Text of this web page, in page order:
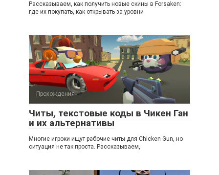
Рассказываем, как получить новые скины в Forsaken:
где их покупать, как открывать за уровни
Прохождения
Читы, текстовые коды в Чикен Ган
и их альтернативы
Многие игроки ищут рабочие читы для Chicken Gun, но
ситуация не так проста. Рассказываем,